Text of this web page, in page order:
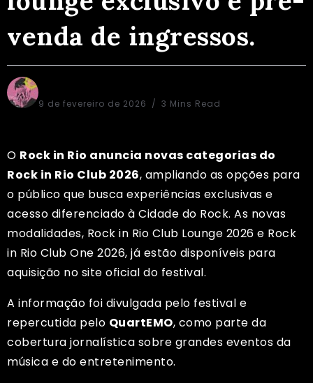
venda de ingressos.
9 de fevereiro de 2026 3 Mins Read
O Rock in Rio anuncia novas categorias do
Rock in Rio Club 2026, ampliando as opções para
o público que busca experiências exclusivas e
acesso diferenciado à Cidade do Rock. As novas
modalidades, Rock in Rio Club Lounge 2026 e Rock
in Rio Club One 2026, já estão disponíveis para
aquisição no site oficial do festival.
A informação foi divulgada pelo festival e
repercutida pelo QuartEMO, como parte da
cobertura jornalística sobre grandes eventos da
música e do entretenimento.